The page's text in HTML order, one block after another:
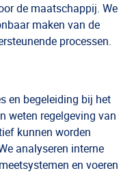
de maatschappij. We
maken van de
processen.
en begeleiding bij het
weten regelgeving van
kunnen worden
analyseren interne
en voeren